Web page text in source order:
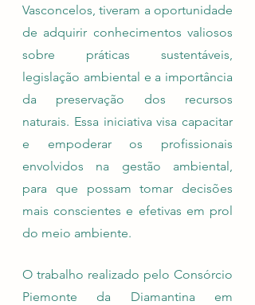
Vasconcelos, tiveram a oportunidade
de adquirir conhecimentos valiosos
sobre práticas sustentáveis,
legislação ambiental e a importância
da preservação dos recursos
naturais. Essa iniciativa visa capacitar
e empoderar os profissionais
envolvidos na gestão ambiental,
para que possam tomar decisões
mais conscientes e efetivas em prol
do meio ambiente.
O trabalho realizado pelo Consórcio
Piemonte da Diamantina em